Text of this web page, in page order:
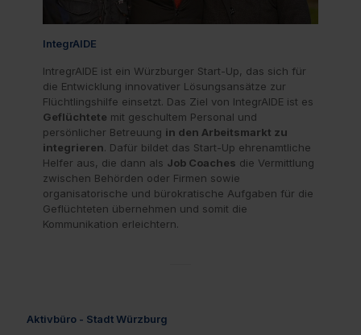
IntegrAIDE
IntregrAIDE ist ein Würzburger Start-Up, das sich für
die Entwicklung innovativer Lösungsansätze zur
Flüchtlingshilfe einsetzt. Das Ziel von IntegrAIDE ist es
Geflüchtete mit geschultem Personal und
persönlicher Betreuung in den Arbeitsmarkt zu
integrieren. Dafür bildet das Start-Up ehrenamtliche
Helfer aus, die dann als Job Coaches die Vermittlung
zwischen Behörden oder Firmen sowie
organisatorische und bürokratische Aufgaben für die
Geflüchteten übernehmen und somit die
Kommunikation erleichtern.
Aktivbüro - Stadt Würzburg